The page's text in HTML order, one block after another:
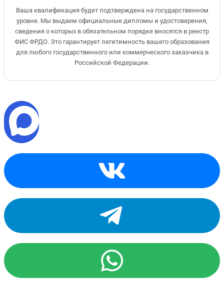
Ваша квалификация будет подтверждена на государственном
уровне. Мы выдаем официальные дипломы и удостоверения,
сведения о которых в обязательном порядке вносятся в реестр
ФИС ФРДО. Это гарантирует легитимность вашего образования
для любого государственного или коммерческого заказчика в
Российской Федерации.